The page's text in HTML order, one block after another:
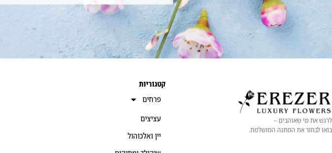
לרגש את מי שאוהבים –
בואו לבחור את המתנה המושלמת.
קטגוריות
פרחים
עציצים
יין ואלכוהול